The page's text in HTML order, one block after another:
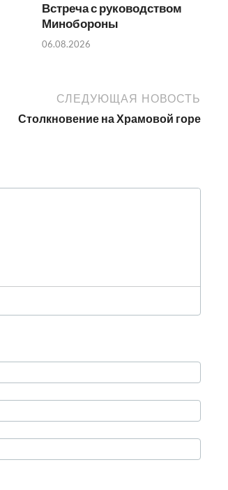
Встреча с руководством
Минобороны
06.08.2026
СЛЕДУЮЩАЯ НОВОСТЬ
Столкновение на Храмовой горе